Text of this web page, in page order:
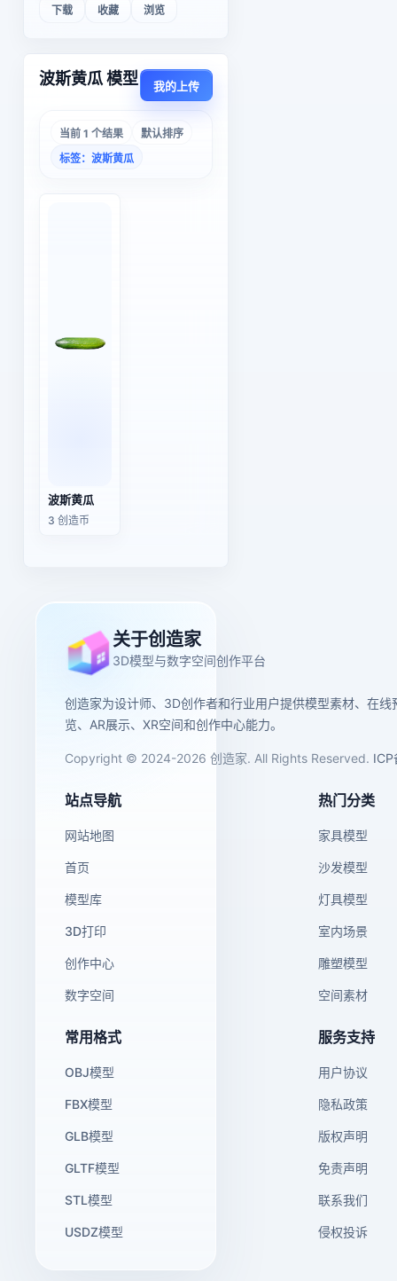
下载 收藏 浏览
波斯黄瓜 模型 我的上传
当前 1 个结果
默认排序
标签：波斯黄瓜
波斯黄瓜
3 创造币
关于创造家
3D模型与数字空间创作平台
创造家为设计师、3D创作者和行业用户提供模型素材、在线
览、AR展示、XR空间和创作中心能力。
Copyright © 2024-2026 创造家. All Rights Reserved. ICP
站点导航
网站地图
首页
模型库
3D打印
创作中心
数字空间
热门分类
家具模型
沙发模型
灯具模型
室内场景
雕塑模型
空间素材
常用格式
OBJ模型
FBX模型
GLB模型
GLTF模型
STL模型
USDZ模型
服务支持
用户协议
隐私政策
版权声明
免责声明
联系我们
侵权投诉